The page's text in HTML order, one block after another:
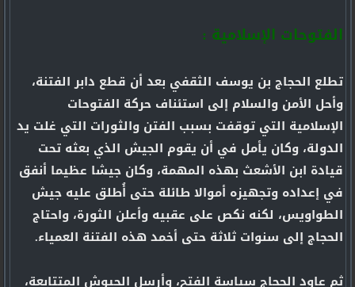
الفتوحات الإسلامية :
تطلع الحجاج بن يوسف الثقفي بعد أن قطع دابر الفتنة،
وأحل الأمن والسلام إلى استئناف حركة الفتوحات
الإسلامية التي توقفت بسبب الفتن والثورات التي غلت يد
الدولة، وكان يأمل في أن يقوم الجيش الذي بعثه تحت
قيادة ابن الأشعث بهذه المهمة، وكان جيشا عظيما أنفق
في إعداده وتجهيزه أموالا طائلة حتى أُطلق عليه جيش
الطواويس، لكنه نكص على عقبيه وأعلن الثورة، واحتاج
الحجاج إلى سنوات ثلاثة حتى أخمد هذه الفتنة العمياء.
ثم عاود الحجاج سياسة الفتح، وأرسل الجيوش المتتابعة،